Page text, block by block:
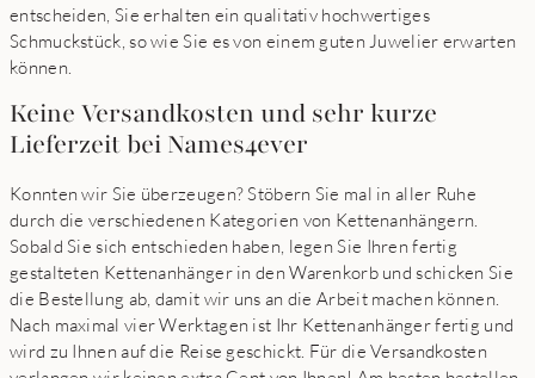
entscheiden, Sie erhalten ein qualitativ hochwertiges
Schmuckstück, so wie Sie es von einem guten Juwelier erwarten
können.
Keine Versandkosten und sehr kurze
Lieferzeit bei Names4ever
Konnten wir Sie überzeugen? Stöbern Sie mal in aller Ruhe
durch die verschiedenen Kategorien von Kettenanhängern.
Sobald Sie sich entschieden haben, legen Sie Ihren fertig
gestalteten Kettenanhänger in den Warenkorb und schicken Sie
die Bestellung ab, damit wir uns an die Arbeit machen können.
Nach maximal vier Werktagen ist Ihr Kettenanhänger fertig und
wird zu Ihnen auf die Reise geschickt. Für die Versandkosten